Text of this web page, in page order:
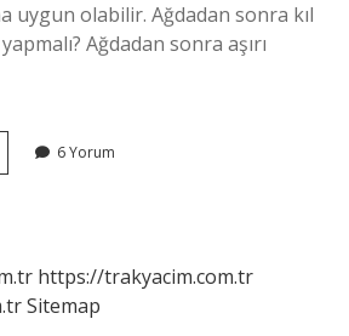
uygun olabilir. Ağdadan sonra kıl
Ağdadan sonra aşırı
6 Yorum
https://trakyacim.com.tr
Sitemap